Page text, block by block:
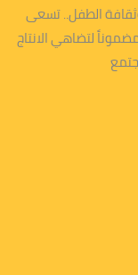
الطفل.. تسعى
لتضاهي الانتاج